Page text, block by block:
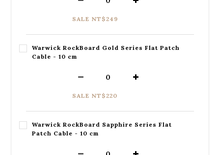
SALE NT$249
Warwick RockBoard Gold Series Flat Patch
Cable - 10 cm
SALE NT$220
Warwick RockBoard Sapphire Series Flat
Patch Cable - 10 cm